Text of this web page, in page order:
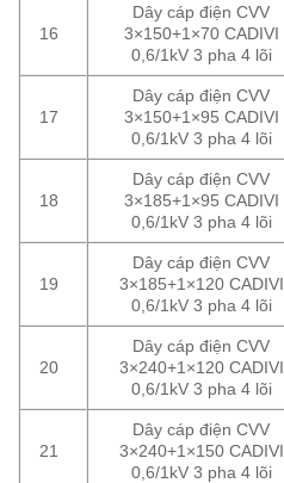
16
Dây cáp điện CVV
3×150+1×70 CADIVI
0,6/1kV 3 pha 4 lõi
17
Dây cáp điện CVV
3×150+1×95 CADIVI
0,6/1kV 3 pha 4 lõi
18
Dây cáp điện CVV
3×185+1×95 CADIVI
0,6/1kV 3 pha 4 lõi
19
Dây cáp điện CVV
3×185+1×120 CADIVI
0,6/1kV 3 pha 4 lõi
20
Dây cáp điện CVV
3×240+1×120 CADIVI
0,6/1kV 3 pha 4 lõi
21
Dây cáp điện CVV
3×240+1×150 CADIVI
0,6/1kV 3 pha 4 lõi